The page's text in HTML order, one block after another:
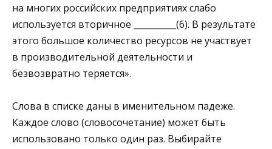
на многих российских предприятиях слабо
используется вторичное __________(6). В результате
этого большое количество ресурсов не участвует
в производительной деятельности и
безвозвратно теряется».
Слова в списке даны в именительном падеже.
Каждое сло­во (словосочетание) может быть
использовано только один раз. Выбирайте